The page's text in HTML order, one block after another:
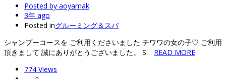
Posted by aoyamak
3年 ago
Posted inグルーミング＆スパ
シャンプーコースを ご利用くださいました チワワの女の子♡ ご利用
頂きまして 誠にありがとうございました。 S… READ MORE
774 Views